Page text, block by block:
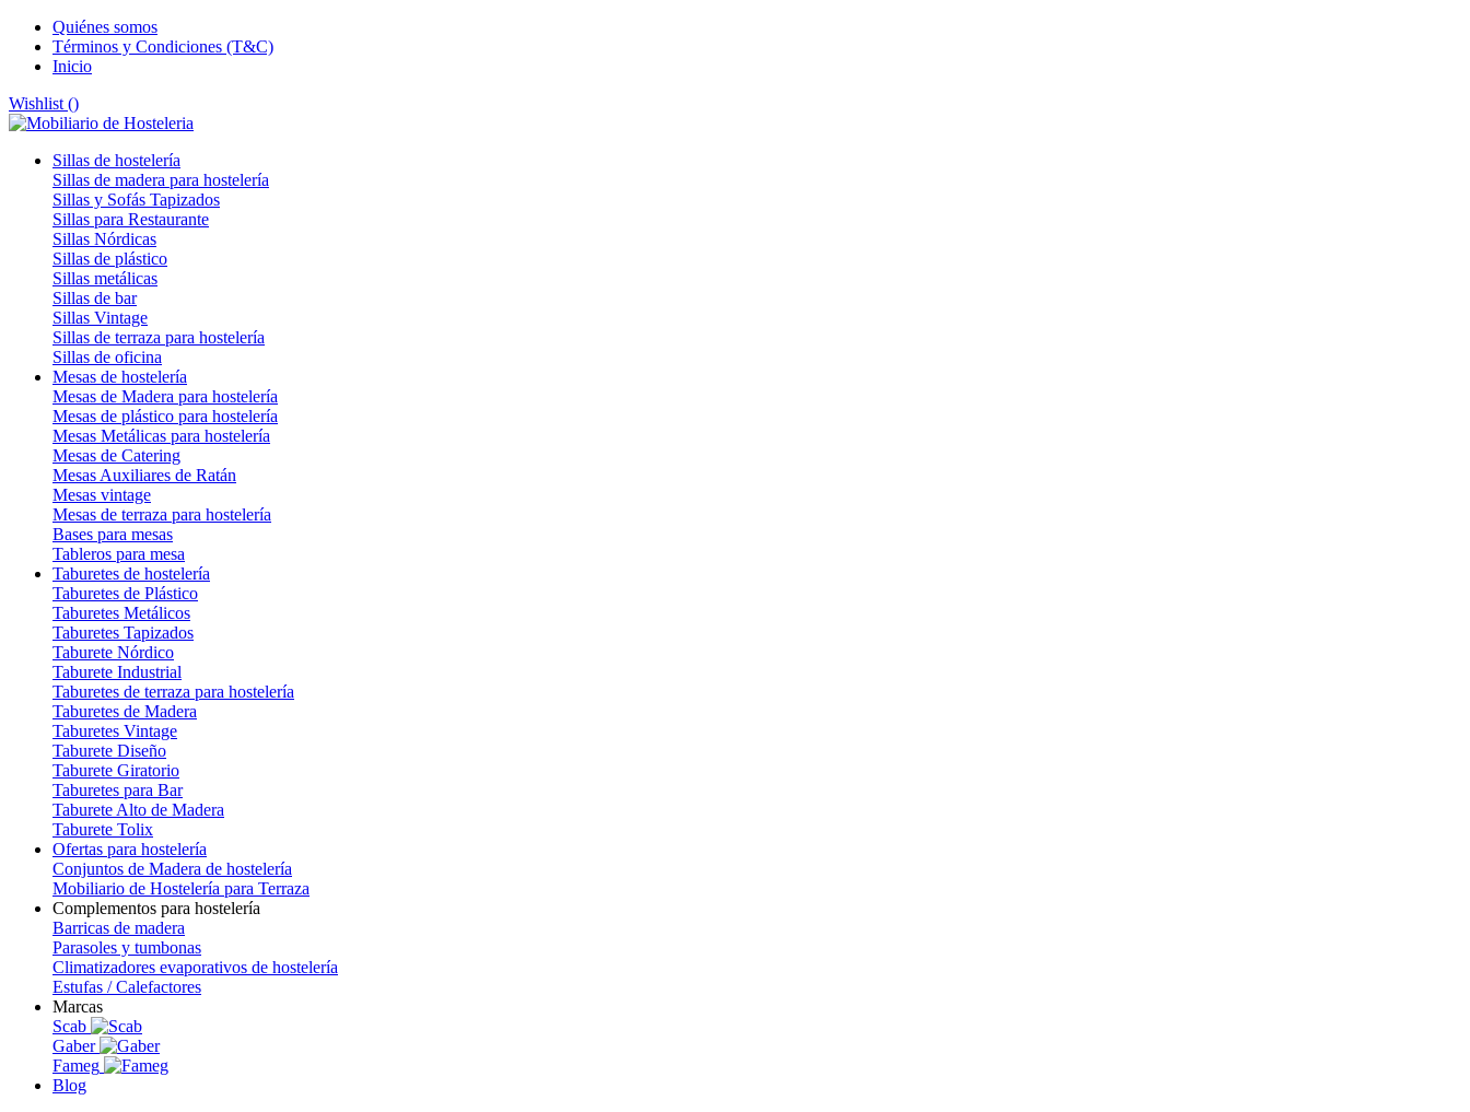
Quiénes somos
Términos y Condiciones (T&C)
Inicio
Wishlist ()
Sillas de hostelería
Sillas de madera para hostelería
Sillas y Sofás Tapizados
Sillas para Restaurante
Sillas Nórdicas
Sillas de plástico
Sillas metálicas
Sillas de bar
Sillas Vintage
Sillas de terraza para hostelería
Sillas de oficina
Mesas de hostelería
Mesas de Madera para hostelería
Mesas de plástico para hostelería
Mesas Metálicas para hostelería
Mesas de Catering
Mesas Auxiliares de Ratán
Mesas vintage
Mesas de terraza para hostelería
Bases para mesas
Tableros para mesa
Taburetes de hostelería
Taburetes de Plástico
Taburetes Metálicos
Taburetes Tapizados
Taburete Nórdico
Taburete Industrial
Taburetes de terraza para hostelería
Taburetes de Madera
Taburetes Vintage
Taburete Diseño
Taburete Giratorio
Taburetes para Bar
Taburete Alto de Madera
Taburete Tolix
Ofertas para hostelería
Conjuntos de Madera de hostelería
Mobiliario de Hostelería para Terraza
Complementos para hostelería
Barricas de madera
Parasoles y tumbonas
Climatizadores evaporativos de hostelería
Estufas / Calefactores
Marcas
Scab
Gaber
Fameg
Blog